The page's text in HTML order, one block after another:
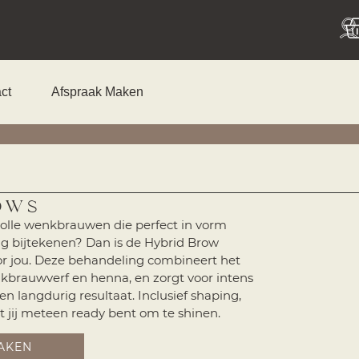
Afspraak Maken
wenkbrauwen die perfect in vorm
bijtekenen? Dan is de Hybrid Brow
jou. Deze behandeling combineert het
en henna, en zorgt voor intens
langdurig resultaat. Inclusief shaping,
jij meteen ready bent om te shinen.